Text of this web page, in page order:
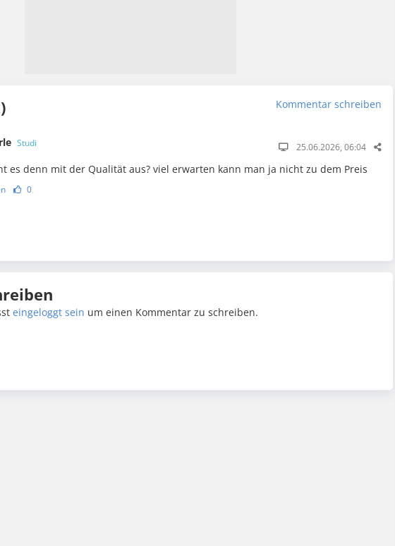
Kommentar schreiben
Studi 25.06.2026, 06:04
es denn mit der Qualität aus? viel erwarten kann man ja nicht zu dem Preis
0
eingeloggt sein um einen Kommentar zu schreiben.